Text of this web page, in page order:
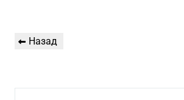
Навигация
Предыдущая
Назад